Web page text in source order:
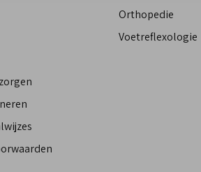
Orthopedie
Voetreflexologie